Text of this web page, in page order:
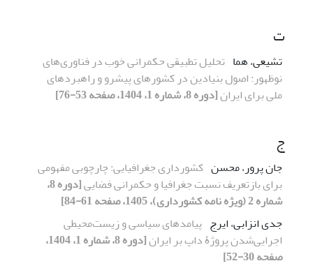
ت
تشیعی، هما تحلیل تطبیقی حکمرانی خوب در فناوری‌های
نوظهور: اصول بنیادین در کشورهای پیشرو و راهبردهای
ملی برای ایران[دوره 8، شماره 1، 1404، صفحه 53-76]
ج
جان پرور، محسن کشورداری جغرافیایی: چارچوبی مفهومی
برای بازتعریف نسبت جغرافیا و حکمرانی فضایی
[دوره 8،
شماره 2 (ویژه نامه کشورداری)، 1405، صفحه 61-84]
جدی انزابی، ایرج پیامدهای سیاسی و زیست‌محیطی
اجرایی‌شدن پروژۀ داپ بر ایران
[دوره 8، شماره 1، 1404،
صفحه 30-52]